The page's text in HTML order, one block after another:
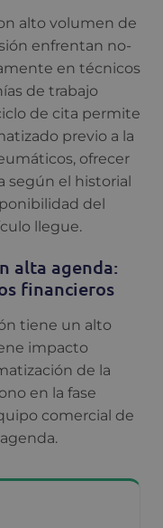
alto volumen de
enfrentan no-
en técnicos
de trabajo
de cita permite
previo a la
ofrecer
según el historial
del
llegue.
alta agenda:
financieros
tiene un alto
impacto
de la
en la fase
comercial de